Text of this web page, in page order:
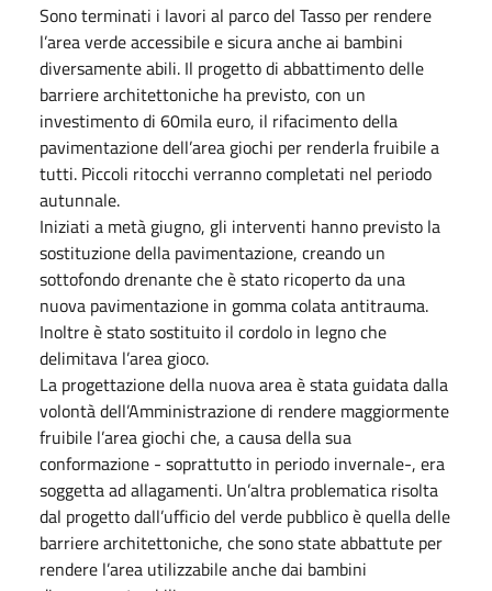
Sono terminati i lavori al parco del Tasso per rendere
l’area verde accessibile e sicura anche ai bambini
diversamente abili. Il progetto di abbattimento delle
barriere architettoniche ha previsto, con un
investimento di 60mila euro, il rifacimento della
pavimentazione dell’area giochi per renderla fruibile a
tutti. Piccoli ritocchi verranno completati nel periodo
autunnale.
Iniziati a metà giugno, gli interventi hanno previsto la
sostituzione della pavimentazione, creando un
sottofondo drenante che è stato ricoperto da una
nuova pavimentazione in gomma colata antitrauma.
Inoltre è stato sostituito il cordolo in legno che
delimitava l’area gioco.
La progettazione della nuova area è stata guidata dalla
volontà dell’Amministrazione di rendere maggiormente
fruibile l’area giochi che, a causa della sua
conformazione - soprattutto in periodo invernale-, era
soggetta ad allagamenti. Un’altra problematica risolta
dal progetto dall’ufficio del verde pubblico è quella delle
barriere architettoniche, che sono state abbattute per
rendere l’area utilizzabile anche dai bambini